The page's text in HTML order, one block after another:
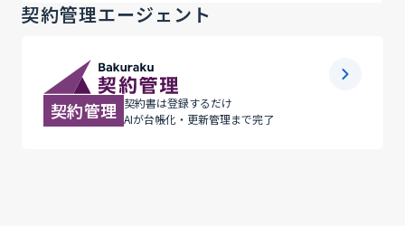
契約管理エージェント
契約管理 契約書は登録するだけ
AIが台帳化・更新管理まで完了